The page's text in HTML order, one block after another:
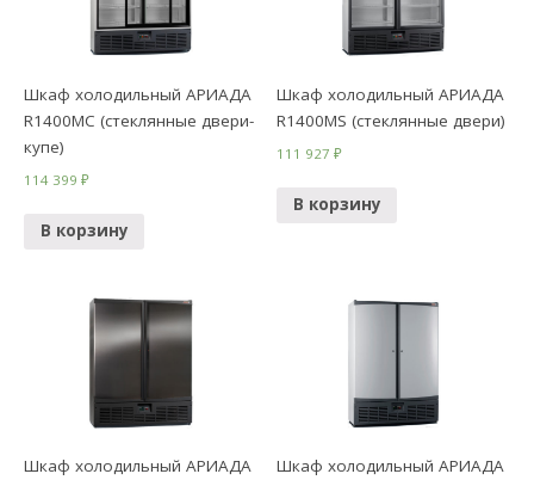
Шкаф холодильный АРИАДА
R1400MC (стеклянные двери-
купе)
114 399₽
В корзину
Шкаф холодильный АРИАДА
R1400MS (стеклянные двери)
111 927₽
В корзину
Шкаф холодильный АРИАДА
Шкаф холодильный АРИАДА